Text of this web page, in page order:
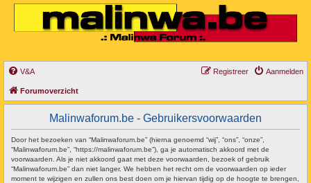
V&A Aanmelden
Registreer
Forumoverzicht
Malinwaforum.be - Gebruikersvoorwaarden
Door het bezoeken van “Malinwaforum.be” (hierna genoemd “wij”, “ons”, “onze”,
“Malinwaforum.be”, “https://malinwaforum.be”), ga je automatisch akkoord met de
voorwaarden. Als je niet akkoord gaat met deze voorwaarden, bezoek of gebruik
“Malinwaforum.be” dan niet langer. We hebben het recht om de voorwaarden op ieder
moment te wijzigen en zullen ons best doen om je hiervan tijdig op de hoogte te brengen,